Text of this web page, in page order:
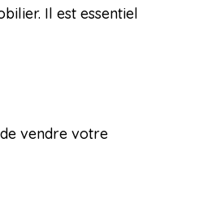
Il est essentiel
vendre votre